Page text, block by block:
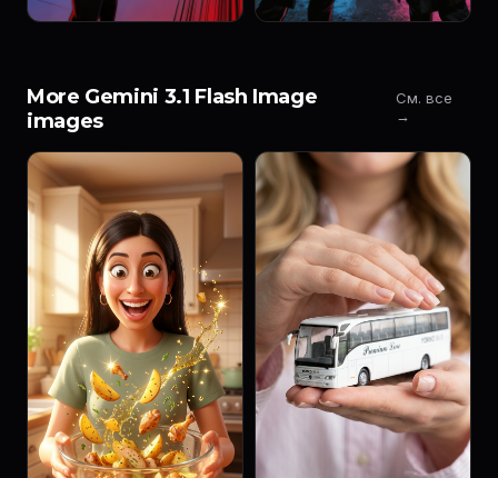
More Gemini 3.1 Flash Image
images
См. все
→